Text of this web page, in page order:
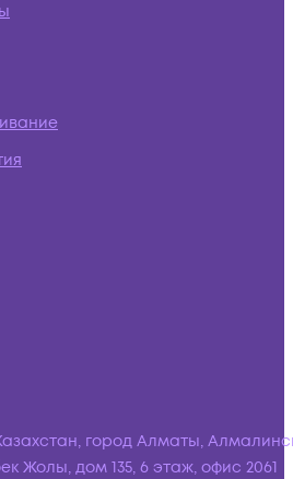
город Алматы,
Жолы, дом 135, 6 этаж, офис 2061